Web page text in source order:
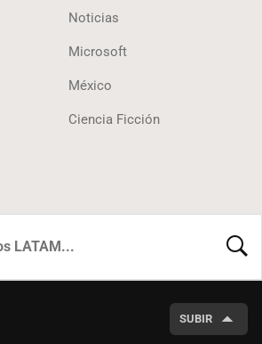
Noticias
Microsoft
México
Ciencia Ficción
SUBIR